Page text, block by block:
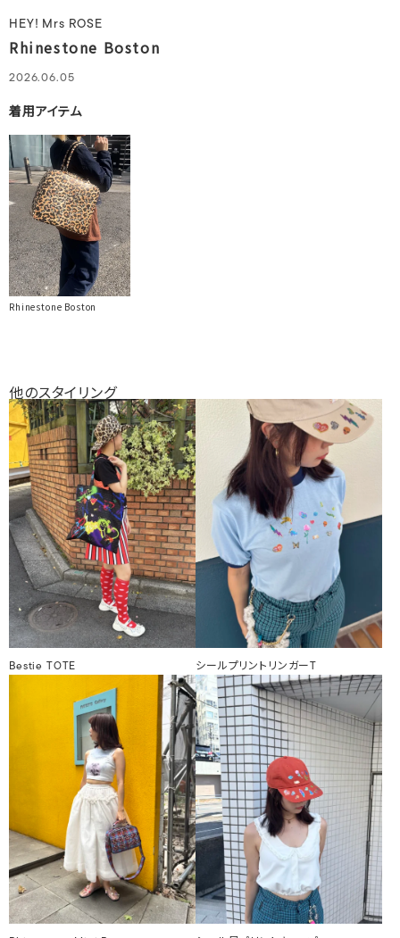
HEY! Mrs ROSE
Rhinestone Boston
2026.06.05
着用アイテム
Rhinestone Boston
他のスタイリング
Bestie TOTE シールプリントリンガーT